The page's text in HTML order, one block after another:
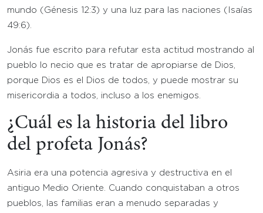
mundo (Génesis 12:3) y una luz para las naciones (Isaías
49:6).
Jonás fue escrito para refutar esta actitud mostrando al
pueblo lo necio que es tratar de apropiarse de Dios,
porque Dios es el Dios de todos, y puede mostrar su
misericordia a todos, incluso a los enemigos.
¿Cuál es la historia del libro
del profeta Jonás?
Asiria era una potencia agresiva y destructiva en el
antiguo Medio Oriente. Cuando conquistaban a otros
pueblos, las familias eran a menudo separadas y